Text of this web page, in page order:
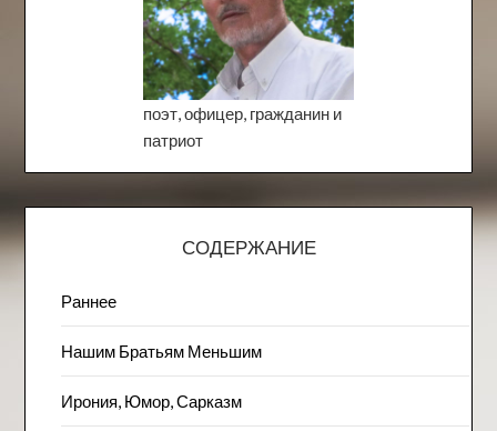
поэт, офицер, гражданин и
патриот
СОДЕРЖАНИЕ
Раннее
Нашим Братьям Меньшим
Ирония, Юмор, Сарказм